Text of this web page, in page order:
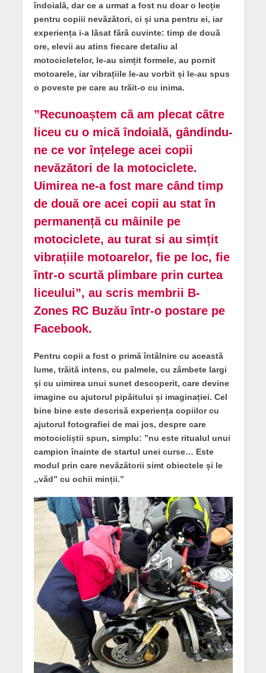
îndoială, dar ce a urmat a fost nu doar o lecție
pentru copiii nevăzători, ci și una pentru ei, iar
experiența i-a lăsat fără cuvinte: timp de două
ore, elevii au atins fiecare detaliu al
motocicletelor, le-au simțit formele, au pornit
motoarele, iar vibrațiile le-au vorbit și le-au spus
o poveste pe care au trăit-o cu inima.
”Recunoaștem că am plecat către
liceu cu o mică îndoială, gândindu-
ne ce vor înțelege acei copii
nevăzători de la motociclete.
Uimirea ne-a fost mare când timp
de două ore acei copii au stat în
permanență cu mâinile pe
motociclete, au turat si au simțit
vibrațiile motoarelor, fie pe loc, fie
într-o scurtă plimbare prin curtea
liceului”, au scris membrii B-
Zones RC Buzău într-o postare pe
Facebook.
Pentru copii a fost o primă întâlnire cu această
lume, trăită intens, cu palmele, cu zâmbete largi
și cu uimirea unui sunet descoperit, care devine
imagine cu ajutorul pipăitului și imaginației. Cel
bine bine este descrisă experiența copiilor cu
ajutorul fotografiei de mai jos, despre care
motocicliștii spun, simplu: ”nu este ritualul unui
campion înainte de startul unei curse… Este
modul prin care nevăzătorii simt obiectele și le
,,văd” cu ochii minții.”